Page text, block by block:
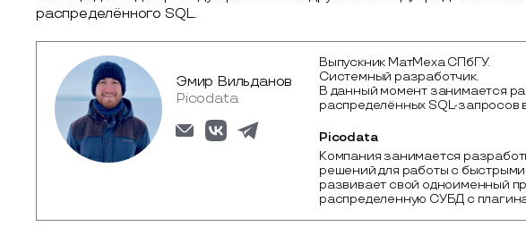
распределённого SQL.
Эмир Вильданов
Picodata
Выпускник МатМеха СПбГУ.
Системный разработчик.
В данный момент занимается
распределённых SQL-запросов
Picodata
Компания занимается
решений для работы с
развивает свой одноименный
распределенную СУБД с